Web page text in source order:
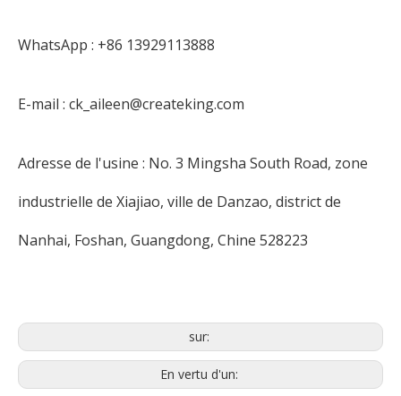
WhatsApp : +86 13929113888
E-mail : ck_aileen@createking.com
Adresse de l'usine : No. 3 Mingsha South Road, zone
industrielle de Xiajiao, ville de Danzao, district de
Nanhai, Foshan, Guangdong, Chine 528223
sur:
En vertu d'un: